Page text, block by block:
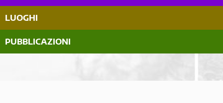
LUOGHI
PUBBLICAZIONI